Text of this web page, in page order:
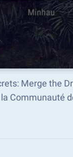
Merge the
Communauté